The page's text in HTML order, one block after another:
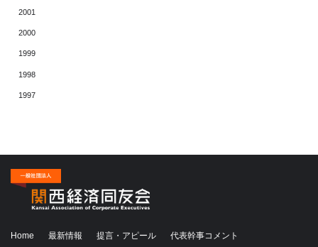
2001
2000
1999
1998
1997
Home 最新情報 提言・アピール 代表幹事コメント